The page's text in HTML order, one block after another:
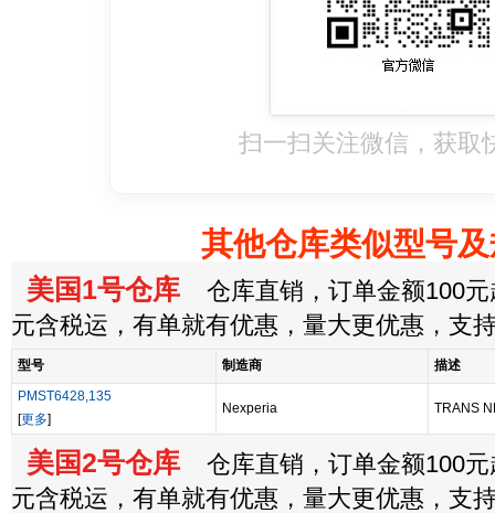
扫一扫关注微信，获取
其他仓库类似型号
美国1号仓库 仓库直销，订单金额100元
元含税运，有单就有优惠，量大更优惠，支
型号 制造商
描述
PMST6428,135
[更多]
Nexperia TRANS
美国2号仓库 仓库直销，订单金额100元
元含税运，有单就有优惠，量大更优惠，支